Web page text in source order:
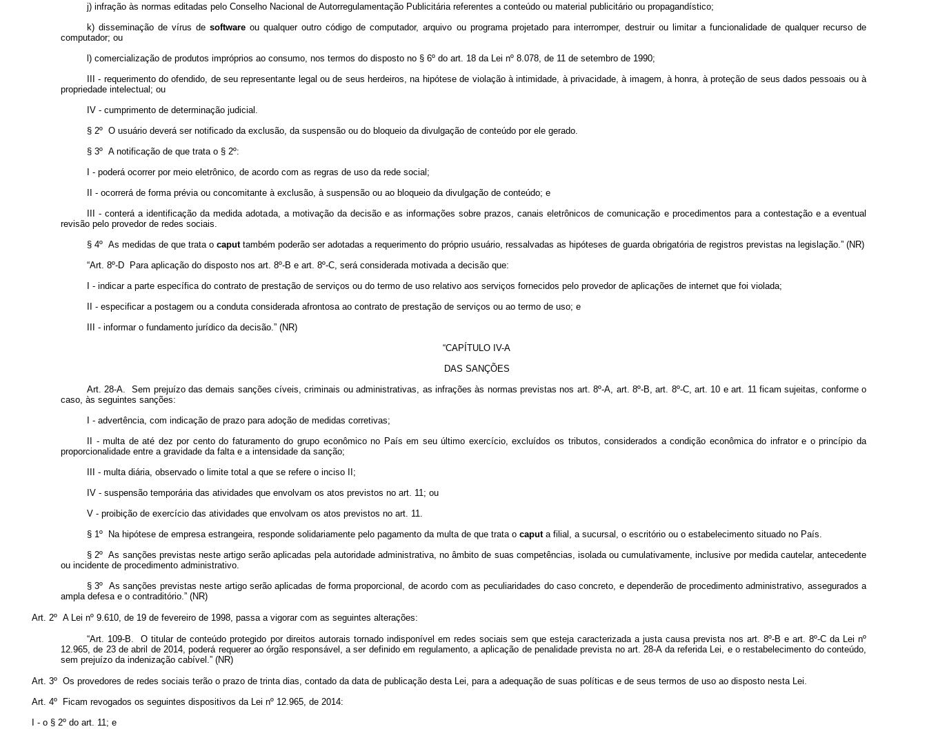
j) infração às normas editadas pelo Conselho Nacional de Autorregulamentação Publicitária referentes a conteúdo ou material publicitário ou propagandístico;
k) disseminação de vírus desoftware ou qualquer outro código de computador, arquivo ou programa projetado para interromper, destruir ou limitar a funcionalidade de qualquer recurso de
computador; ou
l) comercialização de produtos impróprios ao consumo, nos termos do disposto no § 6º do art. 18 da Lei nº 8.078, de 11 de setembro de 1990;
III - requerimento do ofendido, de seu representante legal ou de seus herdeiros, na hipótese de violação à intimidade, à privacidade, à imagem, à honra, à proteção de seus dados pessoais ou à
propriedade intelectual; ou
IV - cumprimento de determinação judicial.
§ 2º O usuário deverá ser notificado da exclusão, da suspensão ou do bloqueio da divulgação de conteúdo por ele gerado.
§ 3º A notificação de que trata o § 2º:
I - poderá ocorrer por meio eletrônico, de acordo com as regras de uso da rede social;
II - ocorrerá de forma prévia ou concomitante à exclusão, à suspensão ou ao bloqueio da divulgação de conteúdo; e
III - conterá a identificação da medida adotada, a motivação da decisão e as informações sobre prazos, canais eletrônicos de comunicação e procedimentos para a contestação e a eventual
revisão pelo provedor de redes sociais.
§ 4º As medidas de que trata o caputtambém poderão ser adotadas a requerimento do próprio usuário, ressalvadas as hipóteses de guarda obrigatória de registros previstas na legislação.” (NR)
“Art. 8º-D Para aplicação do disposto nos art. 8º-B e art. 8º-C, será considerada motivada a decisão que:
I - indicar a parte específica do contrato de prestação de serviços ou do termo de uso relativo aos serviços fornecidos pelo provedor de aplicações de internet que foi violada;
II - especificar a postagem ou a conduta considerada afrontosa ao contrato de prestação de serviços ou ao termo de uso; e
III - informar o fundamento jurídico da decisão.” (NR)
“CAPÍTULO IV-A
DAS SANÇÕES
Art. 28-A. Sem prejuízo das demais sanções cíveis, criminais ou administrativas, as infrações às normas previstas nos art. 8º-A, art. 8º-B, art. 8º-C, art. 10 e art. 11 ficam sujeitas, conforme o
caso, às seguintes sanções:
I - advertência, com indicação de prazo para adoção de medidas corretivas;
II - multa de até dez por cento do faturamento do grupo econômico no País em seu último exercício, excluídos os tributos, considerados a condição econômica do infrator e o princípio da
proporcionalidade entre a gravidade da falta e a intensidade da sanção;
III - multa diária, observado o limite total a que se refere o inciso II;
IV - suspensão temporária das atividades que envolvam os atos previstos no art. 11; ou
V - proibição de exercício das atividades que envolvam os atos previstos no art. 11.
§ 1º Na hipótese de empresa estrangeira, responde solidariamente pelo pagamento da multa de que trata o caputa filial, a sucursal, o escritório ou o estabelecimento situado no País.
§ 2º As sanções previstas neste artigo serão aplicadas pela autoridade administrativa, no âmbito de suas competências, isolada ou cumulativamente, inclusive por medida cautelar, antecedente
ou incidente de procedimento administrativo.
§ 3º As sanções previstas neste artigo serão aplicadas de forma proporcional, de acordo com as peculiaridades do caso concreto, e dependerão de procedimento administrativo, assegurados a
ampla defesa e o contraditório.” (NR)
Art. 2º A Lei nº 9.610, de 19 de fevereiro de 1998, passa a vigorar com as seguintes alterações:
“Art. 109-B. O titular de conteúdo protegido por direitos autorais tornado indisponível em redes sociais sem que esteja caracterizada a justa causa prevista nos art. 8º-B e art. 8º-C da Lei nº
12.965, de 23 de abril de 2014, poderá requerer ao órgão responsável, a ser definido em regulamento, a aplicação de penalidade prevista no art. 28-A da referida Lei, e o restabelecimento do conteúdo,
sem prejuízo da indenização cabível.” (NR)
Art. 3º Os provedores de redes sociais terão o prazo de trinta dias, contado da data de publicação desta Lei, para a adequação de suas políticas e de seus termos de uso ao disposto nesta Lei.
Art. 4º Ficam revogados os seguintes dispositivos da Lei nº 12.965, de 2014:
I - o § 2º do art. 11; e